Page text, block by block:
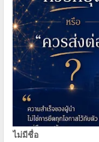
ไม่มีชื่อ